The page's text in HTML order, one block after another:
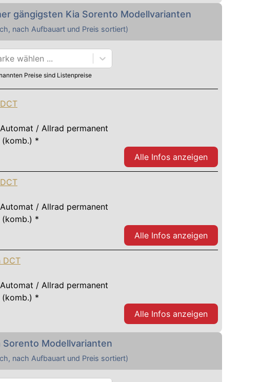
gängigsten Kia Sorento Modellvarianten
nach Aufbauart und Preis sortiert)
wählen ...
Preise sind Listenpreise
/ Allrad permanent
(komb.) *
Alle Infos anzeigen
/ Allrad permanent
(komb.) *
Alle Infos anzeigen
DCT
/ Allrad permanent
(komb.) *
Alle Infos anzeigen
Sorento Modellvarianten
nach Aufbauart und Preis sortiert)